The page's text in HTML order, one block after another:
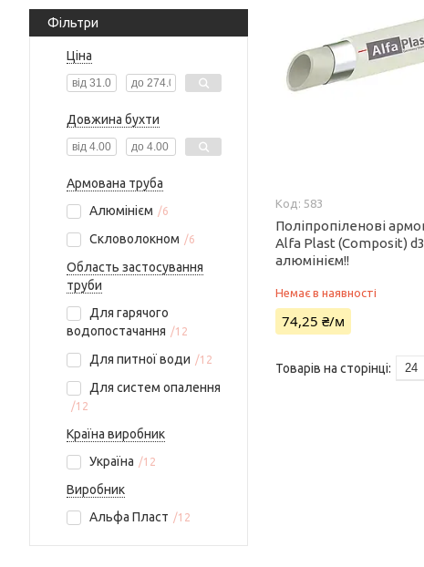
Фільтри
Ціна
Довжина бухти
Армована труба
Алюмінієм
6
Скловолокном 6
Область застосування
труби
Для гарячого
водопостачання
12
Для питної води 12
Для систем опалення
12
Країна виробник
Україна
12
Виробник
Альфа Пласт
12
583
Поліпропіленові
Alfa Plast (Composit)
алюмінієм!!
Немає в наявності
74,25 ₴/м